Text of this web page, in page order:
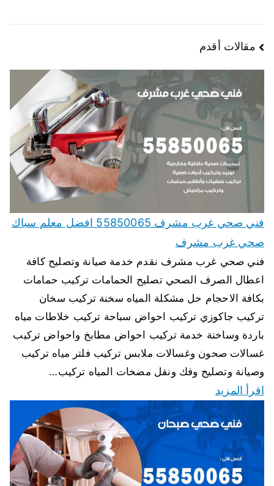
مقالات أقدم
فني صحي غرب مشرف 55850065 افضل معلم سباك
صحي غرب مشرف
فني صحي غرب مشرف نقدم خدمة صيانة وتصليح كافة
اعطال الصرف الصحي تصليح الحمامات تركيب حمامات
بكافة الاحجام حل مشكلة المياه سخنة تركيب سخان
تركيب جاكوزي تركيب احواض سباحة تركيب خلاطات مياه
باردة وساخنة خدمة تركيب احواض مطابخ واحواض تركيب
غسالات صحون وغسالات ملابس تركيب فلتر مياه تركيب
وصيانة وتصليح وفك ونقل مضخات المياه تركيب…
اقرأ المزيد